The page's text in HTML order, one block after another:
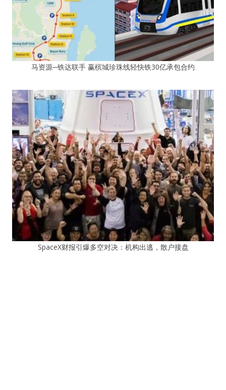
马资源─铁达联手 赢槟城珍珠线轻快铁30亿承包合约
SpaceX财报引爆多空对决：机构出逃，散户接盘